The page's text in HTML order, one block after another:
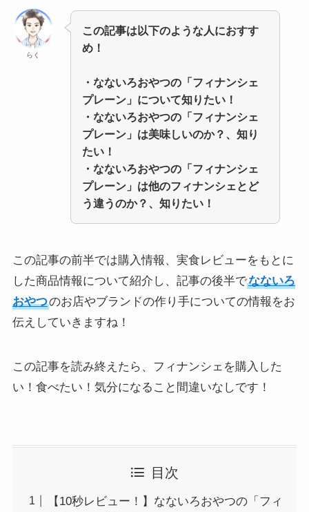
らく
この記事は以下のような人におすす
め！
・なないろおやつの「フィナンシェ
プレーン」について知りたい！
・なないろおやつの「フィナンシェ
プレーン」は美味しいのか？、知り
たい！
・なないろおやつの「フィナンシェ
プレーン」は他のフィナンシェとど
う違うのか？、知りたい！
この記事の前半では購入情報、実食レビューをもとに
した商品情報について紹介し、記事の後半でなないろ
おやつのお店やブランドの作り手についての情報をお
伝えしていきますね！
この記事を読み終えたら、フィナンシェを購入した
い！食べたい！気分になること間違いなしです！
目次
【10秒レビュー！】なないろおやつの「フィ